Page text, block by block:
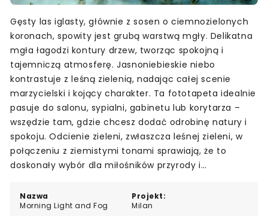
Nazwa
Morning Light and Fog
Projekt:
Milan
Gęsty las iglasty, głównie z sosen o ciemnozielonych
koronach, spowity jest grubą warstwą mgły. Delikatna
mgła łagodzi kontury drzew, tworząc spokojną i
tajemniczą atmosferę. Jasnoniebieskie niebo
kontrastuje z leśną zielenią, nadając całej scenie
marzycielski i kojący charakter. Ta fototapeta idealnie
pasuje do salonu, sypialni, gabinetu lub korytarza –
wszędzie tam, gdzie chcesz dodać odrobinę natury i
spokoju. Odcienie zieleni, zwłaszcza leśnej zieleni, w
połączeniu z ziemistymi tonami sprawiają, że to
doskonały wybór dla miłośników przyrody i